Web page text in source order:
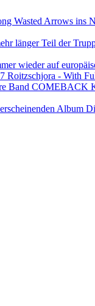
Wasted Arrows ins
länger Teil der
wieder auf
Roitzschjora - With
Band COMEBACK
Album